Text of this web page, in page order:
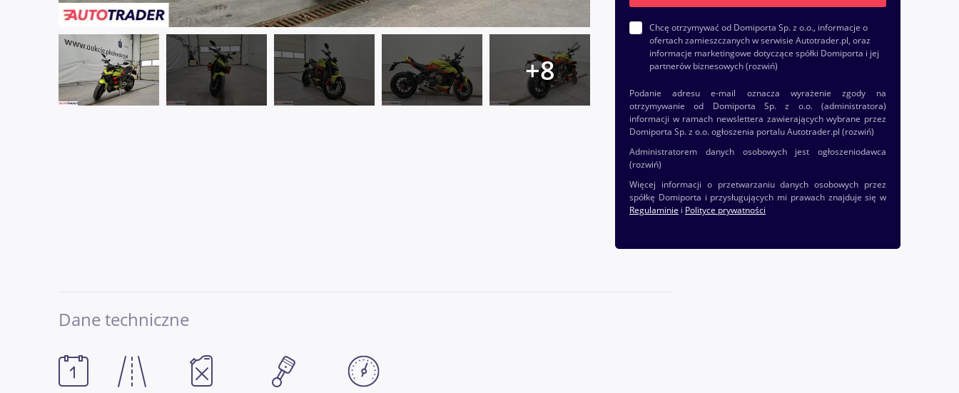
Chcę otrzymywać od Domiporta Sp. z o.o., informacje o
ofertach zamieszczanych w serwisie Autotrader.pl, oraz
informacje marketingowe dotyczące spółki Domiporta i jej
partnerów biznesowych(rozwiń)
Podanie adresu e-mail oznacza wyrażenie zgody na
otrzymywanie od Domiporta Sp. z o.o. (administratora)
informacji w ramach newslettera zawierających wybrane przez
Domiporta Sp. z o.o. ogłoszenia portalu Autotrader.pl (rozwiń)
Administratorem danych osobowych jest ogłoszeniodawca
(rozwiń)
Więcej informacji o przetwarzaniu danych osobowych przez
spółkę Domiporta i przysługujących mi prawach znajduje się w
Regulaminie i Polityce prywatności
Dane techniczne